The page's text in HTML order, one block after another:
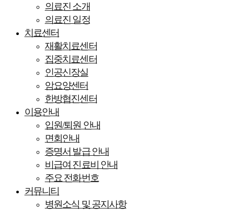
의료진 소개
의료진 일정
치료센터
재활치료센터
집중치료센터
인공신장실
암요양센터
한방협진센터
이용안내
입원/퇴원 안내
면회안내
증명서 발급 안내
비급여 진료비 안내
주요 전화번호
커뮤니티
병원소식 및 공지사항